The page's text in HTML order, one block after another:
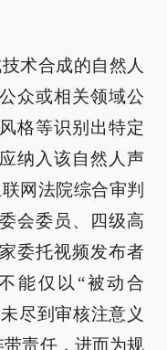
术合成的自然人
众或相关领域公
格等识别出特定
纳入该自然人声
网法院综合审判
会委员、四级高
委托视频发布者
能仅以“被动合
尽到审核注意义
带责任，进而为规